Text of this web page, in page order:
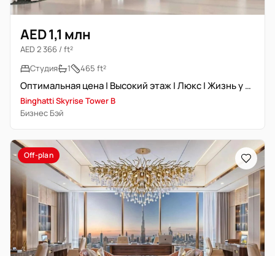
AED 1,1 млн
AED 2 366 / ft²
Студия
1 465 ft²
Оптимальная цена | Высокий этаж | Люкс | Жизнь у воды
Binghatti Skyrise Tower B
Бизнес Бэй
Off-plan